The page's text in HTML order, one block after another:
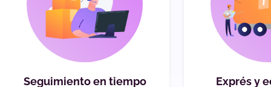
Seguimiento en tiempo
Exprés y